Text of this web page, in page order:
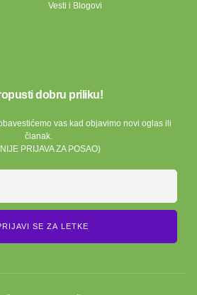
Vesti i Blogovi
dobru priliku!
vas kad objavimo novi oglas ili
članak.
PRIJAVA ZA POSAO)
SE ZA LETKE